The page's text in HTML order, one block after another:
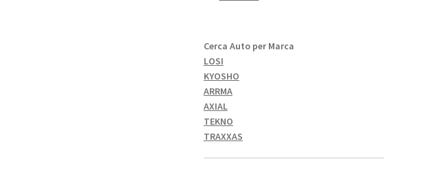
Cerca Auto per Marca
LOSI
KYOSHO
ARRMA
AXIAL
TEKNO
TRAXXAS